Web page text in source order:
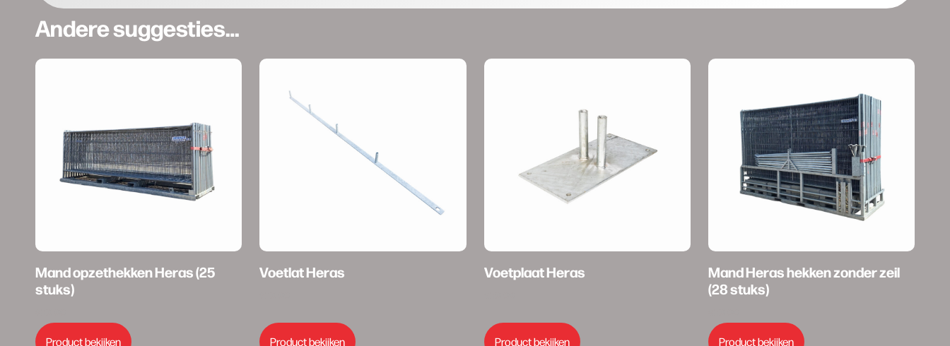
Andere suggesties…
Mand opzethekken Heras (25
stuks)
Product bekijken
Voetlat Heras
Product bekijken
Voetplaat Heras
Product bekijken
Mand Heras hekken zonder zeil
(28 stuks)
Product bekijken